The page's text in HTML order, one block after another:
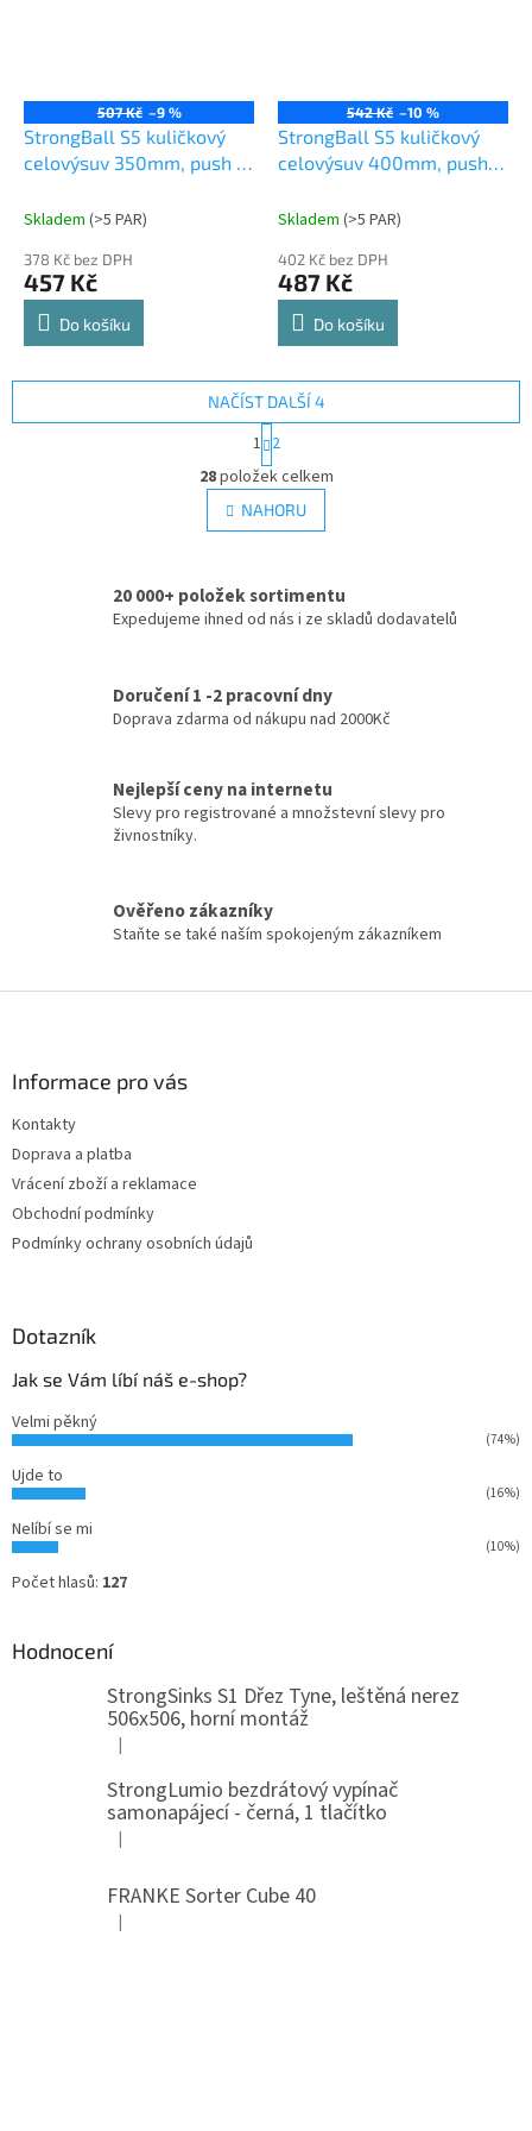
507 Kč –9 %
StrongBall S5 kuličkový
celovýsuv 350mm, push to
Skladem (>5 PAR)
378 Kč bez DPH
457 Kč
Do košíku
542 Kč –10 %
StrongBall S5 kuličkový
celovýsuv 400mm, push
Skladem (>5 PAR)
402 Kč bez DPH
487 Kč
Do košíku
O
v
l
á
c
í
v
k
ý
p
i
NAČÍST DALŠÍ 4
S
t
r
á
n
k
á
n
1 2
28položek celkem
NAHORU
20 000+ položek sortimentu
Expedujeme ihned od nás i ze skladů dodavatelů
Doručení 1 -2 pracovní dny
Doprava zdarma od nákupu nad 2000Kč
Nejlepší ceny na internetu
Slevy pro registrované a množstevní slevy pro
živnostníky.
Ověřeno zákazníky
Staňte se také naším spokojeným zákazníkem
Informace pro vás
Kontakty
Doprava a platba
Vrácení zboží a reklamace
Obchodní podmínky
Podmínky ochrany osobních údajů
Dotazník
Jak se Vám líbí náš e-shop?
Velmi pěkný
(74%)
Ujde to
(16%)
Nelíbí se mi
(10%)
Počet hlasů: 127
Hodnocení
StrongSinks S1 Dřez Tyne, leštěná nerez
506x506, horní montáž
Hodnocení produktu je 5 z 5 hvězdiček.
|
StrongLumio bezdrátový vypínač
samonapájecí - černá, 1 tlačítko
Hodnocení produktu je 4 z 5 hvězdiček.
|
FRANKE Sorter Cube 40
Hodnocení produktu je 3 z 5 hvězdiček.
|